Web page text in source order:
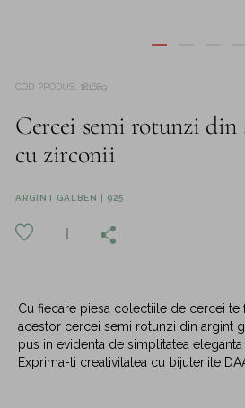
COD PRODUS 181689
Cercei semi rotunzi din
cu zirconii
ARGINT GALBEN | 925
Cu fiecare piesa colectiile de cercei te
acestor cercei semi rotunzi din argint
pus in evidenta de simplitatea
Exprima-ti creativitatea cu bijuteriile